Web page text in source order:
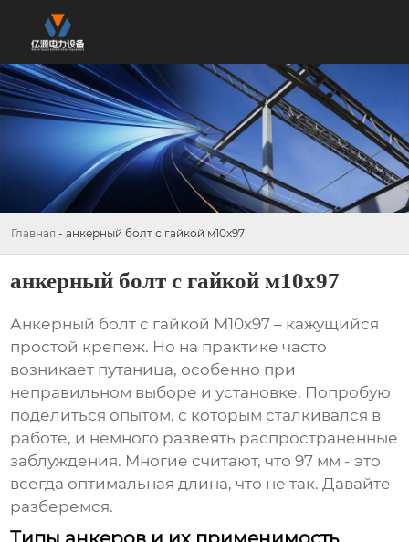
Главная - анкерный болт с гайкой м10х97
анкерный болт с гайкой м10х97
Анкерный болт с гайкой М10х97 – кажущийся
простой крепеж. Но на практике часто
возникает путаница, особенно при
неправильном выборе и установке. Попробую
поделиться опытом, с которым сталкивался в
работе, и немного развеять распространенные
заблуждения. Многие считают, что 97 мм - это
всегда оптимальная длина, что не так. Давайте
разберемся.